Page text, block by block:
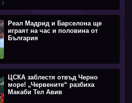
Реал Мадрид и Барселона ще
играят на час и половина от
България
ЦСКА заблестя отвъд Черно
море! „Червените“ разбиха
Макаби Тел Авив